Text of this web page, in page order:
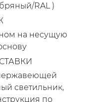
RAL )
на несущую
светильник,
по